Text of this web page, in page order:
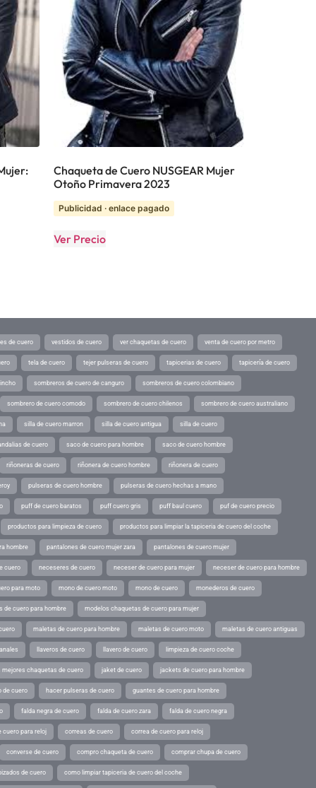
Chaqueta de Cuero NUSGEAR Mujer
Otoño Primavera 2023
Publicidad · enlace pagado
Ver Precio
de cuero vestidos de cuero ver chaquetas de cuero venta de cuero por metro
tela de cuero tejer pulseras de cuero tapicerias de cuero tapicería de cuero
sombreros de cuero de canguro sombreros de cuero colombiano
sombrero de cuero comodo sombrero de cuero chilenos sombrero de cuero australiano
silla de cuero marron silla de cuero antigua silla de cuero
de cuero saco de cuero para hombre saco de cuero hombre
riñoneras de cuero riñonera de cuero hombre riñonera de cuero
pulseras de cuero hombre pulseras de cuero hechas a mano
puff de cuero baratos puff cuero gris puff baul cuero puf de cuero precio
productos para limpieza de cuero productos para limpiar la tapiceria de cuero del coche
hombre pantalones de cuero mujer zara pantalones de cuero mujer
cuero neceseres de cuero neceser de cuero para mujer neceser de cuero para hombre
para moto mono de cuero moto mono de cuero monederos de cuero
de cuero para hombre modelos chaquetas de cuero para mujer
maletas de cuero para hombre maletas de cuero moto maletas de cuero antiguas
llaveros de cuero llavero de cuero limpieza de cuero coche
mejores chaquetas de cuero jaket de cuero jackets de cuero para hombre
de cuero hacer pulseras de cuero guantes de cuero para hombre
falda negra de cuero falda de cuero zara falda de cuero negra
cuero para reloj correas de cuero correa de cuero para reloj
converse de cuero compro chaqueta de cuero comprar chupa de cuero
de cuero como limpiar tapiceria de cuero del coche